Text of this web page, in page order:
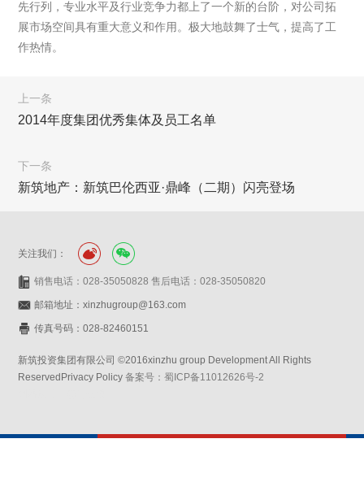
先行列，专业水平及行业竞争力都上了一个新的台阶，对公司拓
展市场空间具有重大意义和作用。极大地鼓舞了士气，提高了工
作热情。
上一条
2014年度集团优秀集体及员工名单
下一条
新筑地产：新筑巴伦西亚·鼎峰（二期）闪亮登场
关注我们：
销售电话：028-35050828 售后电话：028-35050820
邮箱地址：xinzhugroup@163.com
传真号码：028-82460151
新筑投资集团有限公司 ©2016xinzhu group Development All Rights
ReservedPrivacy Policy备案号：蜀ICP备11012626号-2